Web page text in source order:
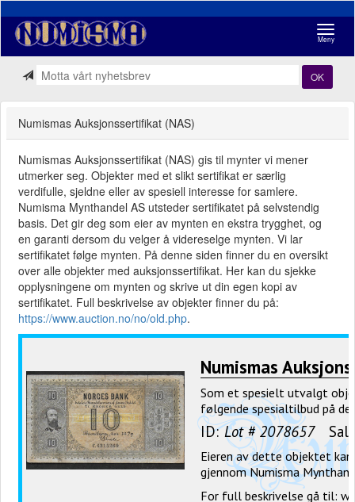
Meny
OK
Numismas Auksjonssertifikat (NAS)
Numismas Auksjonssertifikat (NAS) gis til mynter vi mener
utmerker seg. Objekter med et slikt sertifikat er særlig
verdifulle, sjeldne eller av spesiell interesse for samlere.
Numisma Mynthandel AS utsteder sertifikatet på selvstendig
basis. Det gir deg som eier av mynten en ekstra trygghet, og
en garanti dersom du velger å videreselge mynten. Vi lar
sertifikatet følge mynten. På denne siden finner du en oversikt
over alle objekter med auksjonssertifikat. Her kan du sjekke
opplysningene om mynten og skrive ut din egen kopi av
sertifikatet. Full beskrivelse av objekter finner du på:
https://www.auction.no/no/old.php.